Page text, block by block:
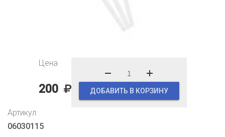
Цена
200 ДОБАВИТЬ В КОРЗИНУ
Артикул
06030115